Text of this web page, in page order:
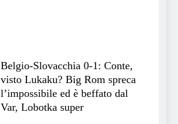
Belgio-Slovacchia 0-1: Conte,
visto Lukaku? Big Rom spreca
l’impossibile ed è beffato dal
Var, Lobotka super